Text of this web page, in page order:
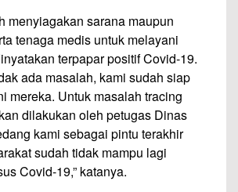
menyiagakan sarana maupun
tenaga medis untuk melayani
terpapar positif Covid-19.
ada masalah, kami sudah siap
mereka. Untuk masalah tracing
dilakukan oleh petugas Dinas
kami sebagai pintu terakhir
sudah tidak mampu lagi
Covid-19,” katanya.